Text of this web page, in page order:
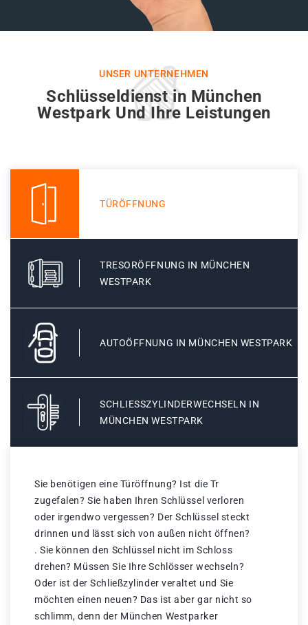
UNSER UNTERNEHMEN
Schlüsseldienst in München
Westpark Und Ihre Leistungen
TÜRÖFFNUNG
TRESORÖFFNUNG IN MÜNCHEN
WESTPARK
AUTOÖFFNUNG IN MÜNCHEN WESTPARK
SCHLIESSZYLINDERWECHSELN IN M
ÜNCHEN WESTPARK
Sie benötigen eine Türöffnung? Ist die Tr
zugefalen? Sie haben Ihren Schlüssel verloren
oder irgendwo vergessen? Der Schlüssel steckt
drinnen und lässt sich von außen nicht öffnen?
. Sie können den Schlüssel nicht im Schloss
drehen? Müssen Sie Ihre Schlösser wechseln?
Oder ist der Schließzylinder veraltet und Sie
möchten einen neuen? Das ist aber gar nicht so
schlimm, denn der München Westparker